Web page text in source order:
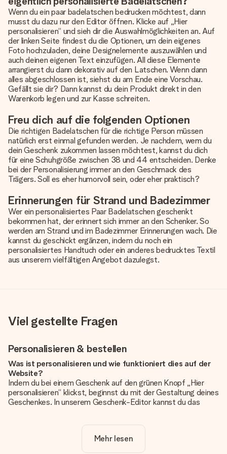
Wenn du ein paar badelatschen bedrucken möchtest, dann
musst du dazu nur den Editor öffnen. Klicke auf „Hier
personalisieren“ und sieh dir die Auswahlmöglichkeiten an. Auf
der linken Seite findest du die Optionen, um dein eigenes
Foto hochzuladen, deine Designelemente auszuwählen und
auch deinen eigenen Text einzufügen. All diese Elemente
arrangierst du dann dekorativ auf den Latschen. Wenn dann
alles abgeschlossen ist, siehst du am Ende eine Vorschau.
Gefällt sie dir? Dann kannst du dein Produkt direkt in den
Warenkorb legen und zur Kasse schreiten.
Freu dich auf die folgenden Optionen
Die richtigen Badelatschen für die richtige Person müssen
natürlich erst einmal gefunden werden. Je nachdem, wem du
dein Geschenk zukommen lassen möchtest, kannst du dich
für eine Schuhgröße zwischen 38 und 44 entscheiden. Denke
bei der Personalisierung immer an den Geschmack des
Trägers. Soll es eher humorvoll sein, oder eher praktisch?
Erinnerungen für Strand und Badezimmer
Wer ein personalisiertes Paar Badelatschen geschenkt
bekommen hat, der erinnert sich immer an den Schenker. So
werden am Strand und im Badezimmer Erinnerungen wach. Die
kannst du geschickt ergänzen, indem du noch ein
personalisiertes Handtuch oder ein anderes bedrucktes Textil
aus unserem vielfältigen Angebot dazulegst.
Viel gestellte Fragen
Personalisieren & bestellen
Was ist personalisieren und wie funktioniert dies auf der
Website?
Indem du bei einem Geschenk auf den grünen Knopf „Hier
personalisieren“ klickst, beginnst du mit der Gestaltung deines
Geschenkes. In unserem Geschenk-Editor kannst du das
noch eines unserer angebotenen Designs, um deinem
Geschenk die perfekte Ausstrahlung zu verleihen.
Mehr lesen